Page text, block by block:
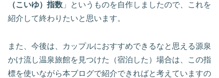
（こいゆ）指数 」というものを自作しましたので、これを
紹介して終わりたいと思います。
また、今後は、カップルにおすすめできるなと思える源泉
かけ流し温泉旅館を見つけた（宿泊した）場合は、この指
標を使いながら本ブログで紹介できればと考えていますの